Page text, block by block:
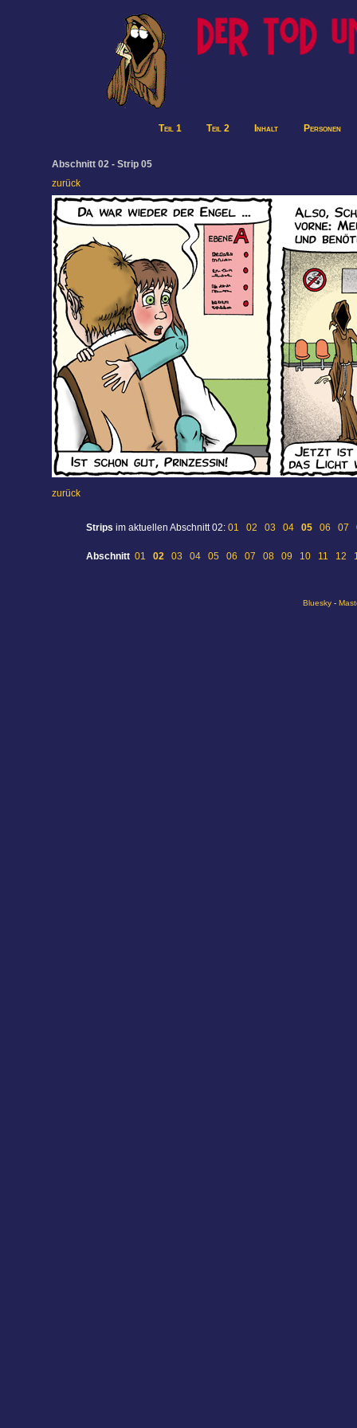
Teil 1 Teil 2 Inhalt Personen
Abschnitt 02 - Strip 05
zurück
zurück
Strips im aktuellen Abschnitt 02: 01 02 03 04 05 06 07
Abschnitt 01 02 03 04 05 06 07 08 09 10 11 12
Bluesky-